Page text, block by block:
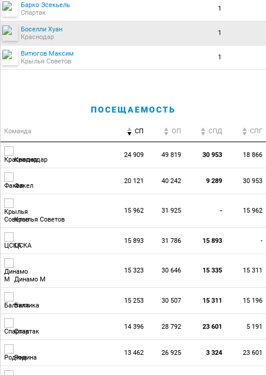
Барко Эсекьель
Спартак
1
Боселли Хуан
Краснодар
1
Витюгов Максим
Крылья Советов
1
ПОСЕЩАЕМОСТЬ
Команда СП ОП CПД CПГ
Краснодар
24 909 49 819 30 953 18 866
Факел
20 121 40 242 9 289 30 953
Крылья Советов
15 962 31 925 - 15 962
ЦСКА
15 893 31 786 15 893 -
Динамо М
15 323 30 646 15 335 15 311
Балтика
15 253 30 507 15 311 15 196
Спартак
14 396 28 792 23 601 5 191
Родина
13 462 26 925 3 324 23 601